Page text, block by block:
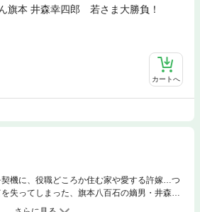
旗本 井森幸四郎 若さま大勝負！
カートへ
機に、役職どころか住む家や愛する許嫁…つ
失ってしまった、旗本八百石の嫡男・井森幸
讐をたくらむ幸四郎であったが、討ち入り寸